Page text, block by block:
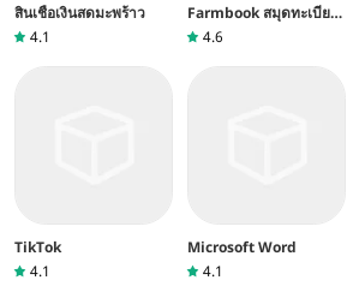
สินเชื่อเงินสดมะพร้าว
4.1
Farmbook สมุดทะเบียน
เกษตรกร
4.6
TikTok
4.1
Microsoft Word
4.1